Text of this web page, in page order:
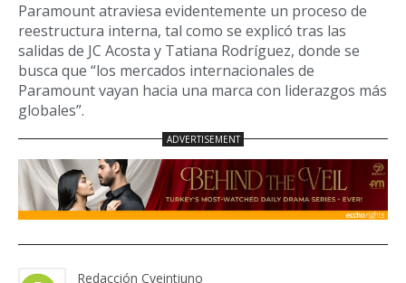
Paramount atraviesa evidentemente un proceso de
reestructura interna, tal como se explicó tras las
salidas de JC Acosta y Tatiana Rodríguez, donde se
busca que “los mercados internacionales de
Paramount vayan hacia una marca con liderazgos más
globales”.
Redacción Cveintiuno